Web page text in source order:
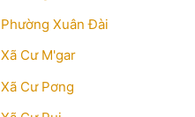
Phường Xuân Đài
Xã Cư M'gar
Xã Cư Pơng